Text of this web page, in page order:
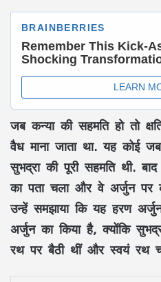
जब कन्या की सहमति हो तो
वैध माना जाता था. यह कोई
सुभद्रा की पूरी सहमति थी.
का पता चला और वे अर्जुन पर
उन्हें समझाया कि यह हरण
अर्जुन का किया है, क्योंकि
रथ पर बैठी थीं और स्वयं रथ